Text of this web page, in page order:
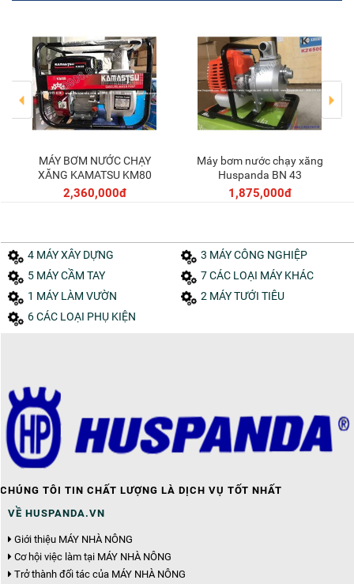
Thêm vào giỏ
MÁY BƠM NƯỚC CHẠY
XĂNG KAMATSU KM80
2,360,000đ
Thêm vào giỏ
Máy bơm nước chạy xăng
Huspanda BN 43
1,875,000đ
4 MÁY XÂY DỰNG
3 MÁY CÔNG NGHIỆP
5 MÁY CẦM TAY
7 CÁC LOẠI MÁY KHÁC
1 MÁY LÀM VƯỜN
2 MÁY TƯỚI TIÊU
6 CÁC LOẠI PHỤ KIỆN
CHÚNG TÔI TIN CHẤT LƯỢNG LÀ DỊCH VỤ TỐT NHẤT
VỀ HUSPANDA.VN
Giới thiệu MÁY NHÀ NÔNG
Cơ hội việc làm tại MÁY NHÀ NÔNG
Trở thành đối tác của MÁY NHÀ NÔNG